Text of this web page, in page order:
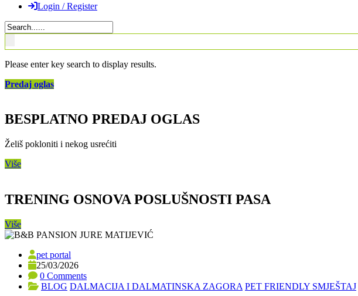
Login / Register
Please enter key search to display results.
Predaj oglas
BESPLATNO PREDAJ OGLAS
Želiš pokloniti i nekog usrećiti
Više
TRENING OSNOVA POSLUŠNOSTI PASA
Više
pet portal
25/03/2026
0 Comments
BLOG DALMACIJA I DALMATINSKA ZAGORA PET FRIENDLY SMJEŠTAJ